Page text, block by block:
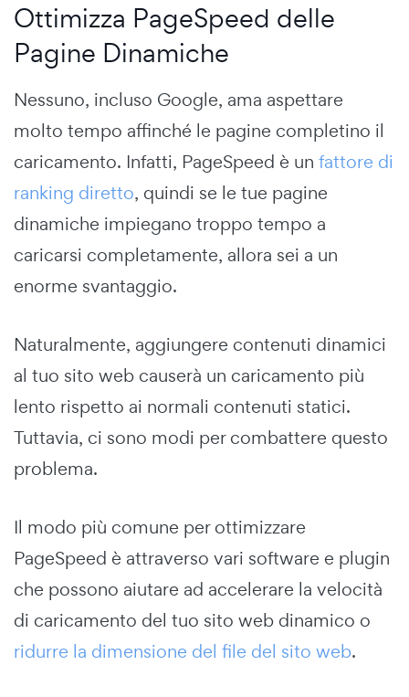
Ottimizza PageSpeed delle
Pagine Dinamiche
Nessuno, incluso Google, ama aspettare
molto tempo affinché le pagine completino il
caricamento. Infatti, PageSpeed è un fattore di
ranking diretto, quindi se le tue pagine
dinamiche impiegano troppo tempo a
caricarsi completamente, allora sei a un
enorme svantaggio.
Naturalmente, aggiungere contenuti dinamici
al tuo sito web causerà un caricamento più
lento rispetto ai normali contenuti statici.
Tuttavia, ci sono modi per combattere questo
problema.
Il modo più comune per ottimizzare
PageSpeed è attraverso vari software e plugin
che possono aiutare ad accelerare la velocità
di caricamento del tuo sito web dinamico o
ridurre la dimensione del file del sito web.